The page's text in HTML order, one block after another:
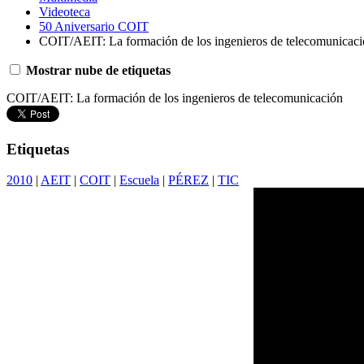
Videoteca
50 Aniversario COIT
COIT/AEIT: La formación de los ingenieros de
Mostrar nube de etiquetas
COIT/AEIT: La formación de los ingenieros de telecomunicación
Etiquetas
2010 | AEIT | COIT | Escuela | PÉREZ | TIC